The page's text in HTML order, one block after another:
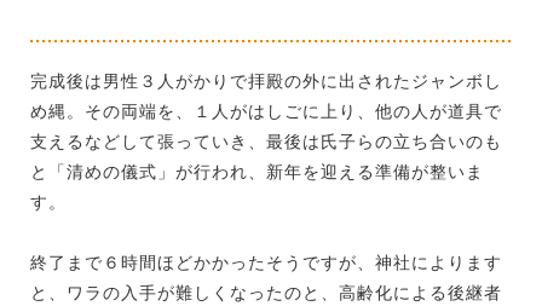
完成後は男性３人がかりで拝殿の外に出されたジャンボし
め縄。その両端を、１人がはしごに上り、他の人が道具で
支えるなどして張っていき、最後は氏子らの立ち合いのも
と「清めの儀式」が行われ、新年を迎える準備が整いま
す。
終了まで６時間ほどかかったそうですが、神社によります
と、ワラの入手が難しくなったのと、高齢化による後継者